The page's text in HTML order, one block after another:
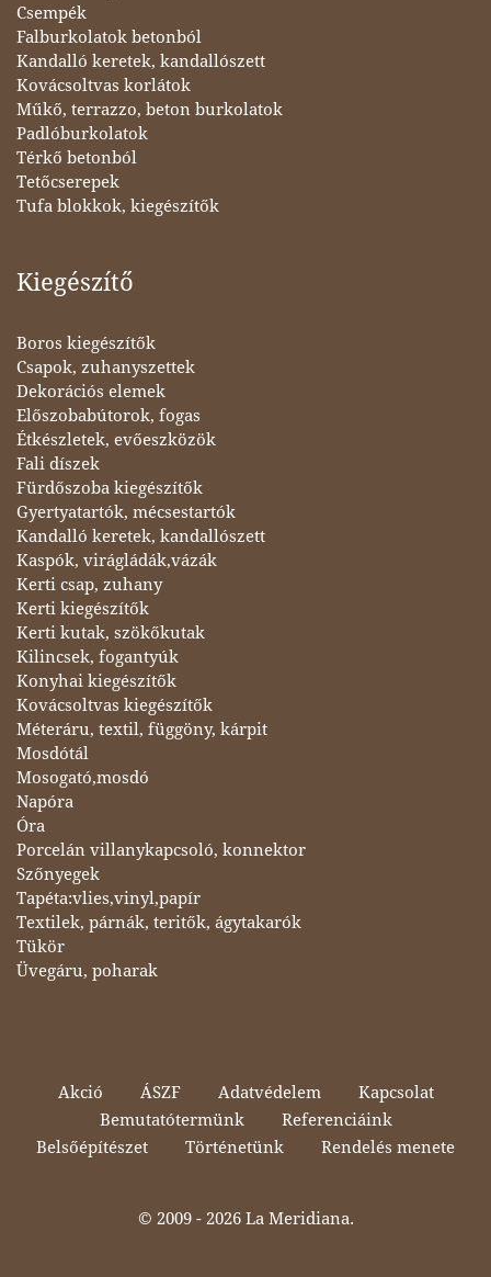
Csempék
Falburkolatok betonból
Kandalló keretek, kandallószett
Kovácsoltvas korlátok
Műkő, terrazzo, beton burkolatok
Padlóburkolatok
Térkő betonból
Tetőcserepek
Tufa blokkok, kiegészítők
Kiegészítő
Boros kiegészítők
Csapok, zuhanyszettek
Dekorációs elemek
Előszobabútorok, fogas
Étkészletek, evőeszközök
Fali díszek
Fürdőszoba kiegészítők
Gyertyatartók, mécsestartók
Kandalló keretek, kandallószett
Kaspók, virágládák,vázák
Kerti csap, zuhany
Kerti kiegészítők
Kerti kutak, szökőkutak
Kilincsek, fogantyúk
Konyhai kiegészítők
Kovácsoltvas kiegészítők
Méteráru, textil, függöny, kárpit
Mosdótál
Mosogató,mosdó
Napóra
Óra
Porcelán villanykapcsoló, konnektor
Szőnyegek
Tapéta:vlies,vinyl,papír
Textilek, párnák, teritők, ágytakarók
Tükör
Üvegáru, poharak
Akció ÁSZF Adatvédelem
Kapcsolat
Bemutatótermünk
Referenciáink
Belsőépítészet
Történetünk Rendelés menete
© 2009 - 2026 La Meridiana.